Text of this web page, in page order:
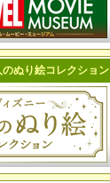
ぬり絵コレクション